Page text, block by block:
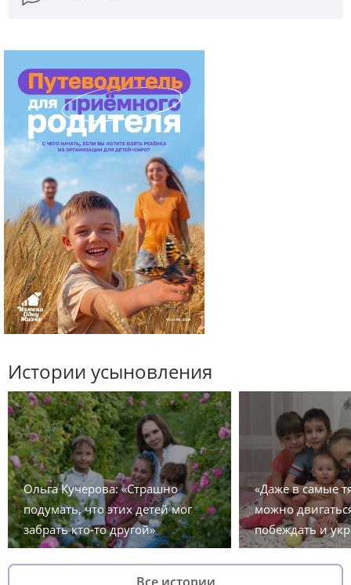
Истории усыновления
Ольга Кучерова: «Страшно
подумать, что этих детей мог
забрать кто-то другой»
«Даже в самые
можно
побеждать и